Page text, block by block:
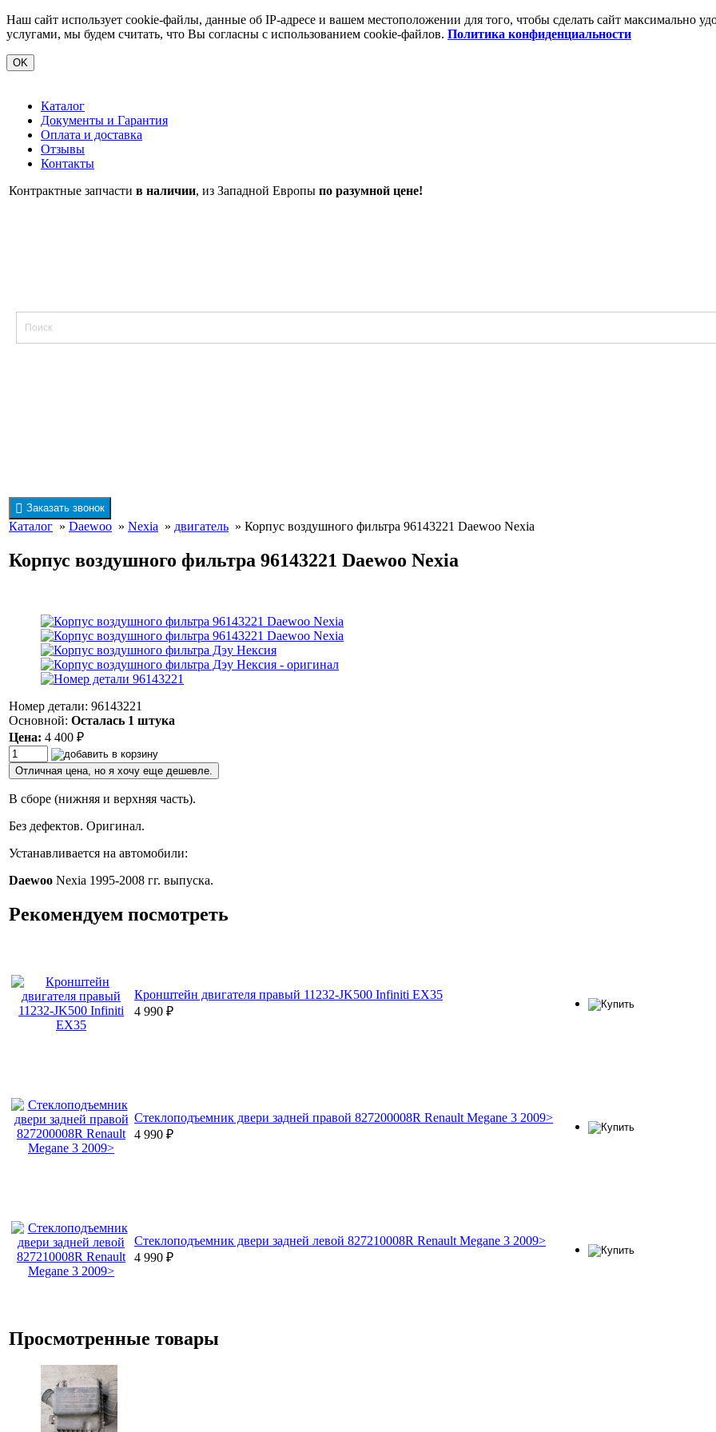
Наш сайт использует cookie-файлы, данные об IP-адресе и вашем местоположении для того, чтобы сделать сайт максимально
услугами, мы будем считать, что Вы согласны с использованием cookie-файлов. Политика конфиденциальности
OK
Каталог
Документы и Гарантия
Оплата и доставка
Отзывы
Контакты
Контрактные запчасти в наличии, из Западной Европы по разумной цене!
Заказать звонок
Каталог » Daewoo » Nexia » двигатель » Корпус воздушного фильтра 96143221 Daewoo Nexia
Корпус воздушного фильтра 96143221 Daewoo Nexia
Номер детали: 96143221
Основной: Осталась 1 штука
Цена: 4 400 ₽
Отличная цена, но я хочу еще дешевле.
В сборе (нижняя и верхняя часть).
Без дефектов. Оригинал.
Устанавливается на автомобили:
Daewoo Nexia 1995-2008 гг. выпуска.
Рекомендуем посмотреть
Кронштейн двигателя правый 11232-JK500 Infiniti EX35
4 990 ₽
Стеклоподъемник двери задней правой 827200008R Renault Megane 3 2009>
4 990 ₽
Стеклоподъемник двери задней левой 827210008R Renault Megane 3 2009>
4 990 ₽
Просмотренные товары